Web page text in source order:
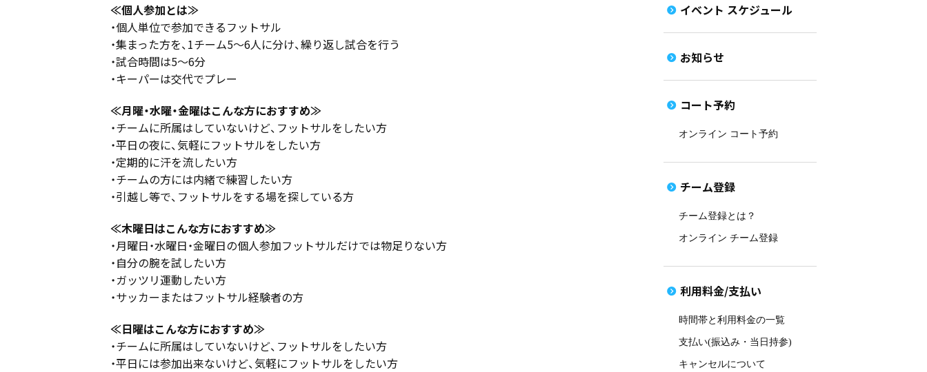
≪個人参加とは≫
・個人単位で参加できるフットサル
・集まった方を、1チーム5〜6人に分け、繰り返し試合を行う
・試合時間は5〜6分
・キーパーは交代でプレー
≪月曜・水曜・金曜はこんな方におすすめ≫
・チームに所属はしていないけど、フットサルをしたい方
・平日の夜に、気軽にフットサルをしたい方
・定期的に汗を流したい方
・チームの方には内緒で練習したい方
・引越し等で、フットサルをする場を探している方
≪木曜日はこんな方におすすめ≫
・月曜日・水曜日・金曜日の個人参加フットサルだけでは物足りない方
・自分の腕を試したい方
・ガッツリ運動したい方
・サッカーまたはフットサル経験者の方
≪日曜はこんな方におすすめ≫
・チームに所属はしていないけど、フットサルをしたい方
・平日には参加出来ないけど、気軽にフットサルをしたい方
イベント スケジュール
お知らせ
コート予約
オンライン コート予約
チーム登録
チーム登録とは？
オンライン チーム登録
利用料金/支払い
時間帯と利用料金の一覧
支払い(振込み・当日持参)
キャンセルについて